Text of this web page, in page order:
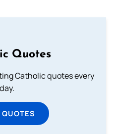
Quotes
Catholic quotes every
day.
QUOTES